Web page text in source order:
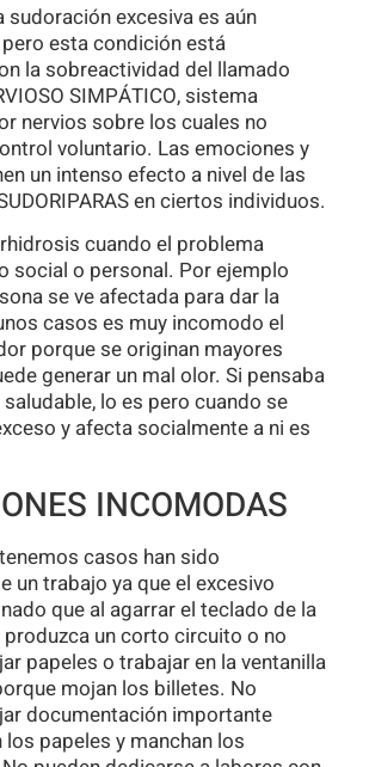
sudoración excesiva es aún
esta condición está
la sobreactividad del llamado
SIMPÁTICO, sistema
nervios sobre los cuales no
voluntario. Las emociones y
un intenso efecto a nivel de las
en ciertos individuos.
cuando el problema
social o personal. Por ejemplo
se ve afectada para dar la
casos es muy incomodo el
porque se originan mayores
generar un mal olor. Si pensaba
lo es pero cuando se
y afecta socialmente a ni es
INCOMODAS
casos han sido
un trabajo ya que el excesivo
que al agarrar el teclado de la
un corto circuito o no
papeles o trabajar en la ventanilla
mojan los billetes. No
documentación importante
papeles y manchan los